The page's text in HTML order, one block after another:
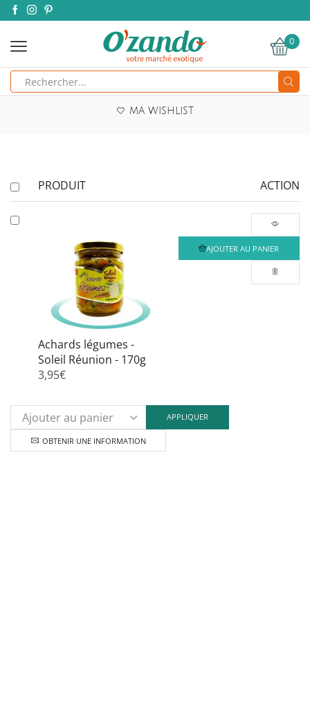
0
MA WISHLIST
PRODUIT ACTION
Achards légumes -
Soleil Réunion - 170g
3,95€
AJOUTER AU PANIER
APPLIQUER
OBTENIR UNE INFORMATION